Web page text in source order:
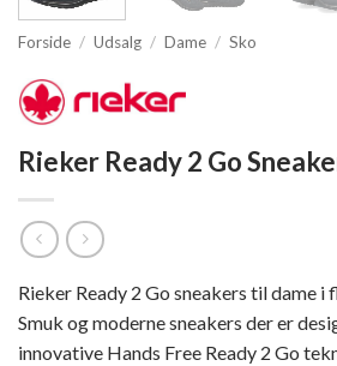
Forside / Udsalg / Dame / Sko
Rieker Ready 2 Go
Rieker Ready 2 Go sneakers til dame
Smuk og moderne sneakers der er
innovative Hands Free Ready 2 Go